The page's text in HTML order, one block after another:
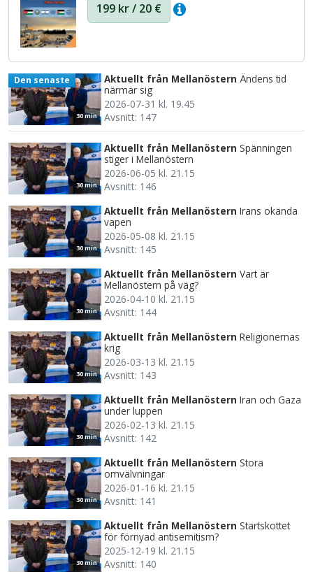
199 kr / 20 €
30 min
Den senaste Aktuellt från Mellanöstern Ändens tid
närmar sig
2026-07-31 kl. 19.45
Avsnitt: 147
30 min
Aktuellt från Mellanöstern Spänningen
stiger i Mellanöstern
2026-06-05 kl. 21.15
Avsnitt: 146
30 min
Aktuellt från Mellanöstern Irans okända
vapen
2026-05-08 kl. 21.15
Avsnitt: 145
30 min
Aktuellt från Mellanöstern Vart är
Mellanöstern på väg?
2026-04-10 kl. 21.15
Avsnitt: 144
30 min
Aktuellt från Mellanöstern Religionernas
krig
2026-03-13 kl. 21.15
Avsnitt: 143
30 min
Aktuellt från Mellanöstern Iran och Gaza
under luppen
2026-02-13 kl. 21.15
Avsnitt: 142
30 min
Aktuellt från Mellanöstern Stora
omvälvningar
2026-01-16 kl. 21.15
Avsnitt: 141
30 min
Aktuellt från Mellanöstern Startskottet
för förnyad antisemitism?
2025-12-19 kl. 21.15
Avsnitt: 140